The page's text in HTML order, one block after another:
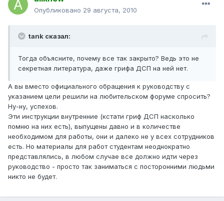
Опубликовано 29 августа, 2010
tank сказал:
Тогда объясните, почему все так закрыто? Ведь это не
секретная литература, даже грифа ДСП на ней нет.
А вы вместо официального обращения к руководству с
указанием цели решили на любительском форуме спросить?
Ну-ну, успехов.
Эти инструкции внутренние (кстати гриф ДСП насколько
помню на них есть), выпущены давно и в количестве
необходимом для работы, они и далеко не у всех сотрудников
есть. Но материалы для работ студентам неоднократно
представлялись, в любом случае все должно идти через
руководство - просто так заниматься с посторонними людьми
никто не будет.